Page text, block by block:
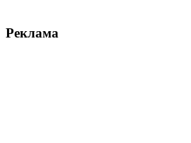
Реклама